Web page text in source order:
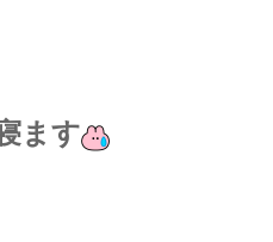
ます